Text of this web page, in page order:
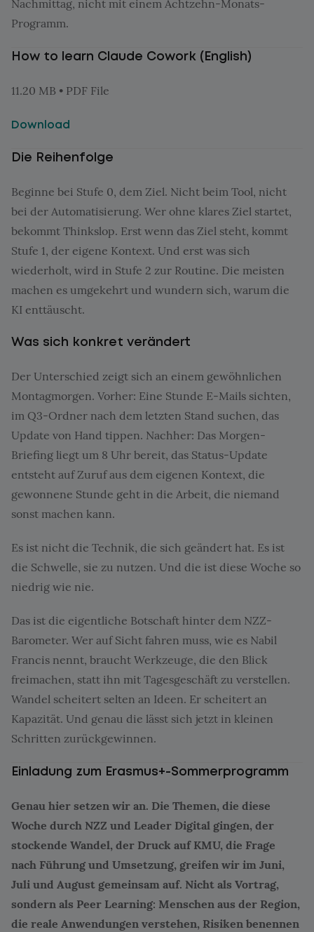
Nachmittag, nicht mit einem Achtzehn-Monats-
Programm.
How to learn Claude Cowork (English)
11.20 MB • PDF File
Download
Die Reihenfolge
Beginne bei Stufe 0, dem Ziel. Nicht beim Tool, nicht
bei der Automatisierung. Wer ohne klares Ziel startet,
bekommt Thinkslop. Erst wenn das Ziel steht, kommt
Stufe 1, der eigene Kontext. Und erst was sich
wiederholt, wird in Stufe 2 zur Routine. Die meisten
machen es umgekehrt und wundern sich, warum die
KI enttäuscht.
Was sich konkret verändert
Der Unterschied zeigt sich an einem gewöhnlichen
Montagmorgen. Vorher: Eine Stunde E-Mails sichten,
im Q3-Ordner nach dem letzten Stand suchen, das
Update von Hand tippen. Nachher: Das Morgen-
Briefing liegt um 8 Uhr bereit, das Status-Update
entsteht auf Zuruf aus dem eigenen Kontext, die
gewonnene Stunde geht in die Arbeit, die niemand
sonst machen kann.
Es ist nicht die Technik, die sich geändert hat. Es ist
die Schwelle, sie zu nutzen. Und die ist diese Woche so
niedrig wie nie.
Das ist die eigentliche Botschaft hinter dem NZZ-
Barometer. Wer auf Sicht fahren muss, wie es Nabil
Francis nennt, braucht Werkzeuge, die den Blick
freimachen, statt ihn mit Tagesgeschäft zu verstellen.
Wandel scheitert selten an Ideen. Er scheitert an
Kapazität. Und genau die lässt sich jetzt in kleinen
Schritten zurückgewinnen.
Einladung zum Erasmus+-Sommerprogramm
Genau hier setzen wir an. Die Themen, die diese
Woche durch NZZ und Leader Digital gingen, der
stockende Wandel, der Druck auf KMU, die Frage
nach Führung und Umsetzung, greifen wir im Juni,
Juli und August gemeinsam auf. Nicht als Vortrag,
sondern als Peer Learning: Menschen aus der Region,
die reale Anwendungen verstehen, Risiken benennen